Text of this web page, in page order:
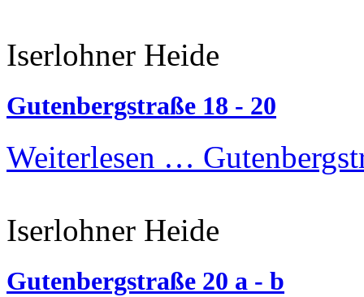
Iserlohner Heide
Gutenbergstraße 18 - 20
Weiterlesen …
Iserlohner Heide
Gutenbergstraße 20 a - b